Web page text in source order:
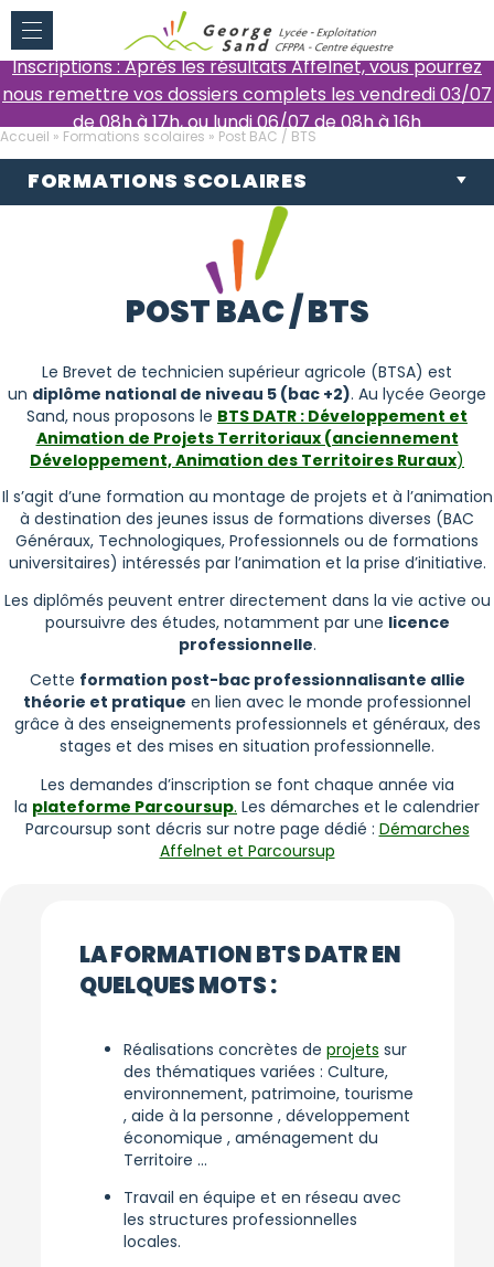
Inscriptions : Après les résultats Affelnet, vous pourrez
nous remettre vos dossiers complets les vendredi 03/07
de 08h à 17h, ou lundi 06/07 de 08h à 16h
Accueil » Formations scolaires » Post BAC / BTS
FORMATIONS SCOLAIRES
POST BAC / BTS
Le Brevet de technicien supérieur agricole (BTSA) est
un diplôme national de niveau 5 (bac +2). Au lycée George
Sand, nous proposons le BTS DATR : Développement et
Animation de Projets Territoriaux (anciennement
Développement, Animation des Territoires Ruraux)
Il s’agit d’une formation au montage de projets et à l’animation
à destination des jeunes issus de formations diverses (BAC
Généraux, Technologiques, Professionnels ou de formations
universitaires) intéressés par l’animation et la prise d’initiative.
Les diplômés peuvent entrer directement dans la vie active ou
poursuivre des études, notamment par une licence
professionnelle.
Cette formation post-bac professionnalisante allie
théorie et pratique en lien avec le monde professionnel
grâce à des enseignements professionnels et généraux, des
stages et des mises en situation professionnelle.
Les demandes d’inscription se font chaque année via
la plateforme Parcoursup. Les démarches et le calendrier
Parcoursup sont décris sur notre page dédié : Démarches
Affelnet et Parcoursup
LA FORMATION BTS DATR EN
QUELQUES MOTS :
Réalisations concrètes de projets sur
des thématiques variées : Culture,
environnement, patrimoine, tourisme
, aide à la personne , développement
économique , aménagement du
Territoire ...
Travail en équipe et en réseau avec
les structures professionnelles
locales.